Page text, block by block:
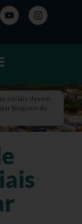
sociais devem
bloqueio do